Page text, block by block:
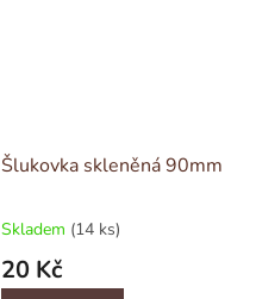
Šlukovka skleněná 90mm
Skladem (14 ks)
20 Kč